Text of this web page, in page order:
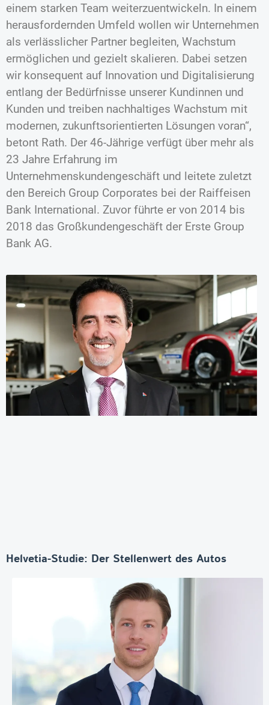
einem starken Team weiterzuentwickeln. In einem
herausfordernden Umfeld wollen wir Unternehmen
als verlässlicher Partner begleiten, Wachstum
ermöglichen und gezielt skalieren. Dabei setzen
wir konsequent auf Innovation und Digitalisierung
entlang der Bedürfnisse unserer Kundinnen und
Kunden und treiben nachhaltiges Wachstum mit
modernen, zukunftsorientierten Lösungen voran“,
betont Rath. Der 46-Jährige verfügt über mehr als
23 Jahre Erfahrung im
Unternehmenskundengeschäft und leitete zuletzt
den Bereich Group Corporates bei der Raiffeisen
Bank International. Zuvor führte er von 2014 bis
2018 das Großkundengeschäft der Erste Group
Bank AG.
Helvetia-Studie: Der Stellenwert des Autos